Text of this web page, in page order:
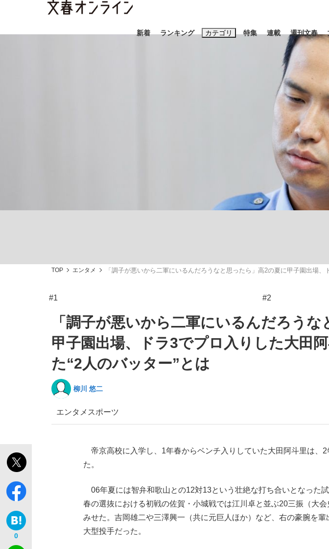
新着 ランキング カテゴリ
エンタメ
大阪税関が見つけた中国向け「ニセiPhone」は消費税不正還付の道...
特集
もっ
連載 週刊文春
おすすめのキーワードタグ一覧
#後藤真希
TOP エンタメ 「調子が悪いから二軍にいるんだろうなと思ったら」高2の夏に甲子園出場
#1 #2
「調子が悪いから二軍にいるんだろう
甲子園出場、ドラ3でプロ入りした大田
た“2人のバッター”とは
柳川 悠二
エンタメ スポーツ
0
帝京高校に入学し、1年春からベンチ入りしていた大田阿斗里は、
た。
06年夏には智弁和歌山との12対13という壮絶な打ち合いとなった
春の選抜における初戦の佐賀・小城戦では江川卓と並ぶ20三振（大
みせた。吉岡雄二や三澤興一（共に元巨人ほか）など、右の豪腕を
大型投手だった。